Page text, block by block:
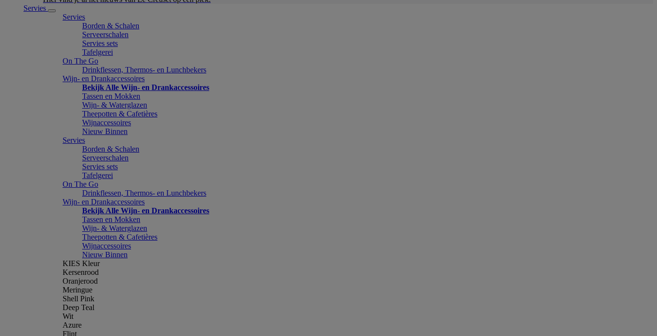
Servies
Servies
Borden & Schalen
Serveerschalen
Servies sets
Tafelgerei
On The Go
Drinkflessen, Thermos- en Lunchbekers
Wijn- en Drankaccessoires
Bekijk Alle Wijn- en Drankaccessoires
Tassen en Mokken
Wijn- & Waterglazen
Theepotten & Cafetières
Wijnaccessoires
Nieuw Binnen
Servies
Borden & Schalen
Serveerschalen
Servies sets
Tafelgerei
On The Go
Drinkflessen, Thermos- en Lunchbekers
Wijn- en Drankaccessoires
Bekijk Alle Wijn- en Drankaccessoires
Tassen en Mokken
Wijn- & Waterglazen
Theepotten & Cafetières
Wijnaccessoires
Nieuw Binnen
KIES Kleur
Kersenrood
Oranjerood
Meringue
Shell Pink
Deep Teal
Wit
Azure
Flint